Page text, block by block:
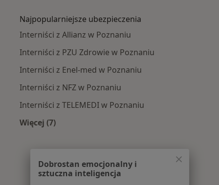
Najpopularniejsze ubezpieczenia
Interniści z Allianz w Poznaniu
Interniści z PZU Zdrowie w Poznaniu
Interniści z Enel-med w Poznaniu
Interniści z NFZ w Poznaniu
Interniści z TELEMEDI w Poznaniu
Więcej (7)
Dobrostan emocjonalny i
sztuczna inteligencja